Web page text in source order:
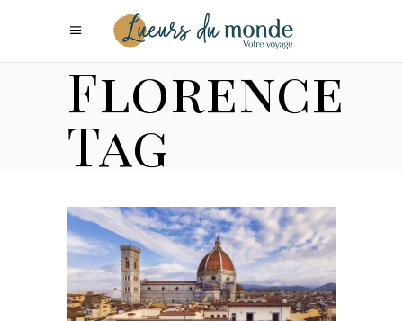
Florence
Tag